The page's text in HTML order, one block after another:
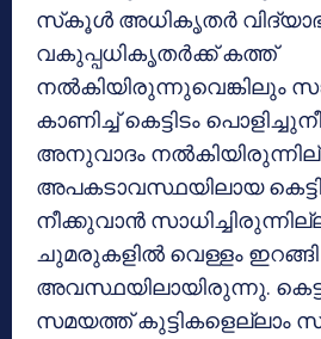
സ്‌കൂള്‍ അധികൃതര്‍
വകുപ്പധികൃതര്‍ക്ക് കത്ത്
നല്‍കിയിരുന്നുവെങ്കിലും
കാണിച്ച് കെട്ടിടം
അനുവാദം
അപകടാവസ്ഥയിലായ
നീക്കുവാന്‍
ചുമരുകളില്‍ വെള്ളം ഇറങ്ങി
അവസ്ഥയിലായിരുന്നു.
സമയത്ത് കുട്ടികളെല്ലാം